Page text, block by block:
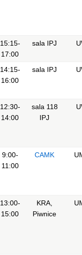
15:15-
17:00
sala IPJ
14:15-
16:00
sala IPJ
12:30-
14:00
sala 118
IPJ
9:00-
11:00
CAMK
13:00-
15:00
KRA,
Piwnice